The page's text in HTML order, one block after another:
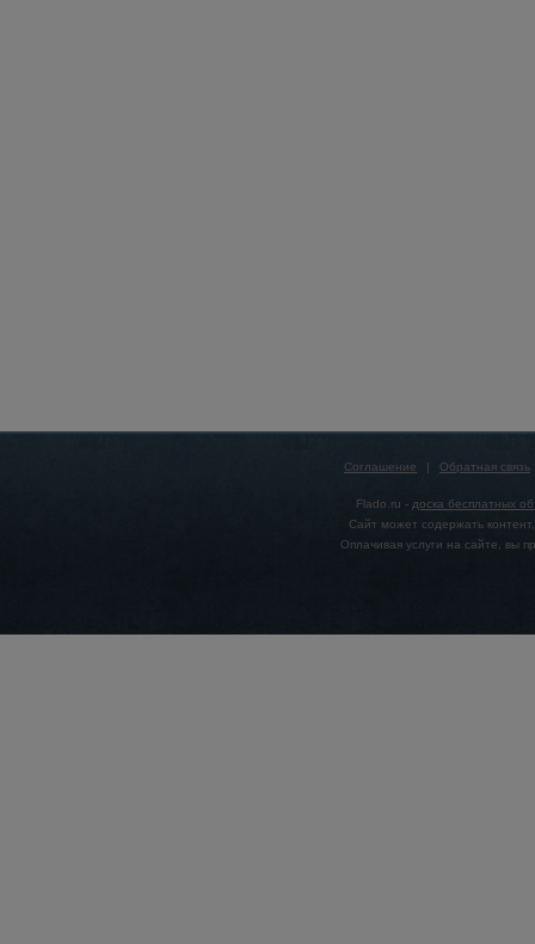
Соглашение | Обратная связь
Flado.ru - доска бесплатных
Сайт может содержать
Оплачивая услуги на сайте, вы